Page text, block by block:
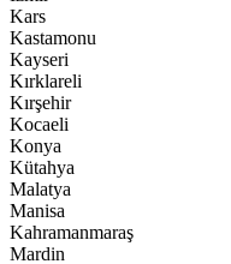
Kars
Kastamonu
Kayseri
Kırklareli
Kırşehir
Kocaeli
Konya
Kütahya
Malatya
Manisa
Kahramanmaraş
Mardin